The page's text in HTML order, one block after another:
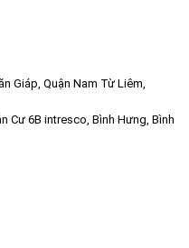
Giáp, Quận Nam Từ Liêm,
Cư 6B intresco, Bình Hưng, Bình